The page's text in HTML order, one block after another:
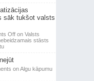
sāk tukšot valsts
Offon Valsts
stāsts
on Algu kāpumu